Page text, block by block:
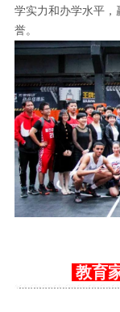
学实力和办学水平
誉。
教育